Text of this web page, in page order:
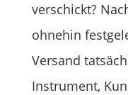
verschickt?
ohnehin
Versand
Instrument,